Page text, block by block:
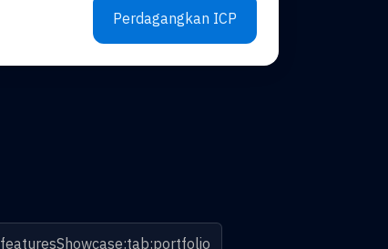
Perdagangkan ICP
featuresShowcase:tab:portfolio